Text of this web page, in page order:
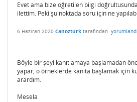
Evet ama bize öğretilen bilgi
ilettim. Peki şu noktada soru için ne
6 Haziran 2020 Canozturk tarafından yorumlandı
Böyle bir şeyi kanıtlamaya başlamadan
yapar, o örneklerde kanıta başlamak için
arardım.
Mesela